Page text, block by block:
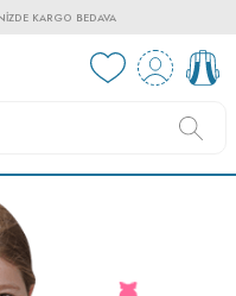
KARGO BEDAVA